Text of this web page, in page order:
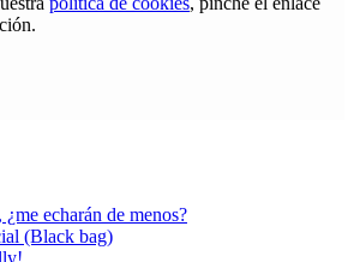
echarán de menos?
(Black bag)